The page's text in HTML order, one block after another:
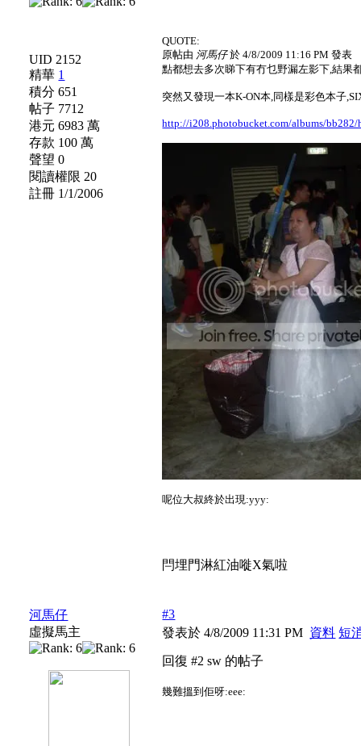
UID 2152
精華 1
積分 651
帖子 7712
港元 6983 萬
存款 100 萬
聲望 0
閱讀權限 20
註冊 1/1/2006
QUOTE:
原帖由 河馬仔於 4/8/2009 11:16 PM 發表
點都想去多次睇下有冇乜野漏左影下,結果
突然又發現一本K-ON本,同樣是彩色本子
http://i208.photobucket.com/albums/bb282/
呢位大叔終於出現:yyy:
閂埋門淋紅油嘥X氣啦
河馬仔
虛擬馬主
#3
發表於 4/8/2009 11:31 PM 資料 短
回復 #2 sw 的帖子
幾難搵到佢呀:eee: